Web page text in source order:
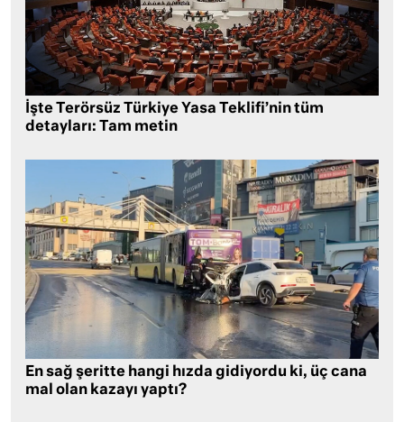
İşte Terörsüz Türkiye Yasa Teklifi’nin tüm
detayları: Tam metin
En sağ şeritte hangi hızda gidiyordu ki, üç cana
mal olan kazayı yaptı?